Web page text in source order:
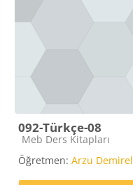
092-Türkçe-08
Kaynak kategorisi
Meb Ders Kitapları
Öğretmen: Arzu Demirel